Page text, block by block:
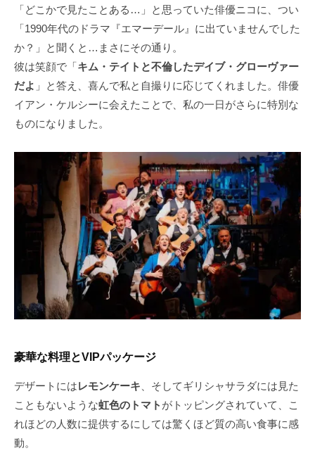
「どこかで見たことある…」と思っていた俳優ニコに、つい
「1990年代のドラマ『エマーデール』に出ていませんでした
か？」と聞くと…まさにその通り。
彼は笑顔で「キム・テイトと不倫したデイブ・グローヴァー
だよ 」と答え、喜んで私と自撮りに応じてくれました。俳優
イアン・ケルシーに会えたことで、私の一日がさらに特別な
ものになりました。
豪華な料理とVIPパッケージ
デザートにはレモンケーキ 、そしてギリシャサラダには見た
こともないような虹色のトマト がトッピングされていて、こ
れほどの人数に提供するにしては驚くほど質の高い食事に感
動。